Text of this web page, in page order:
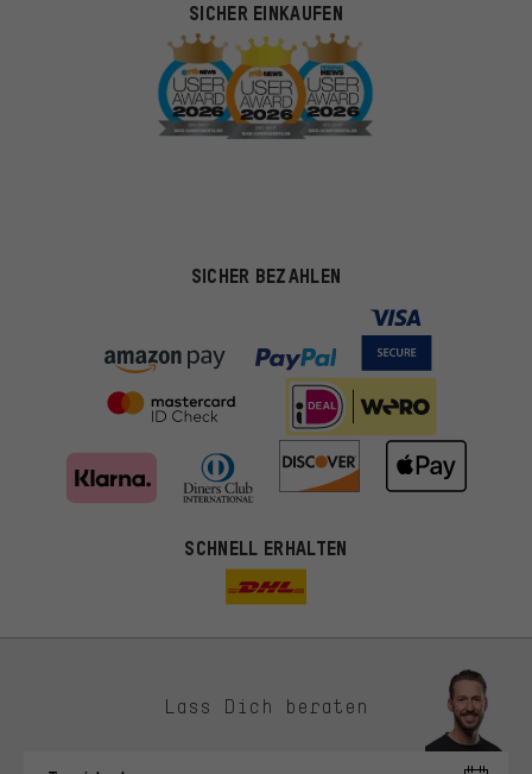
SICHER EINKAUFEN
SICHER BEZAHLEN
SCHNELL ERHALTEN
Lass Dich beraten
Du bekommst, statt zufälliger Werbung, genauer passende